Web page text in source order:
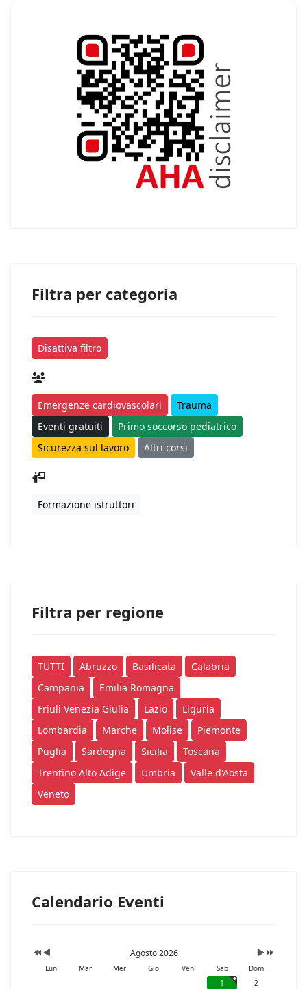
Filtra per categoria
Disattiva filtro
Emergenze cardiovascolari
Trauma
Eventi gratuiti
Primo soccorso pediatrico
Sicurezza sul lavoro
Altri corsi
Formazione istruttori
Filtra per regione
TUTTI Abruzzo Basilicata
Calabria
Campania
Emilia Romagna
Friuli Venezia Giulia
Lazio
Liguria
Lombardia
Marche Molise
Piemonte
Puglia
Sardegna Sicilia
Toscana
Trentino Alto Adige
Umbria
Valle d'Aosta
Veneto
Calendario Eventi
Agosto 2026
Lun Mar Mer Gio Ven Sab
Dom
1
2